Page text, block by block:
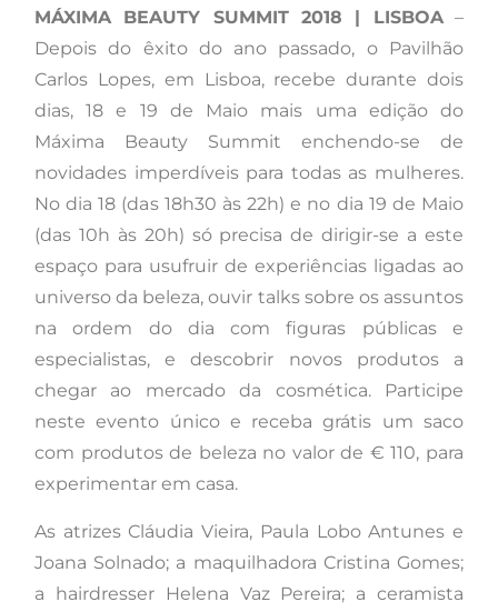
MÁXIMA BEAUTY SUMMIT 2018 | LISBOA–
Depois do êxito do ano passado, o Pavilhão
Carlos Lopes, em Lisboa, recebe durante dois
dias, 18 e 19 de Maio mais uma edição do
Máxima Beauty Summit enchendo-se de
novidades imperdíveis para todas as mulheres.
No dia 18 (das 18h30 às 22h) e no dia 19 de Maio
(das 10h às 20h) só precisa de dirigir-se a este
espaço para usufruir de experiências ligadas ao
universo da beleza, ouvir talks sobre os assuntos
na ordem do dia com figuras públicas e
especialistas, e descobrir novos produtos a
chegar ao mercado da cosmética. Participe
neste evento único e receba grátis um saco
com produtos de beleza no valor de € 110, para
experimentar em casa.
As atrizes Cláudia Vieira, Paula Lobo Antunes e
Joana Solnado; a maquilhadora Cristina Gomes;
a hairdresser Helena Vaz Pereira; a ceramista